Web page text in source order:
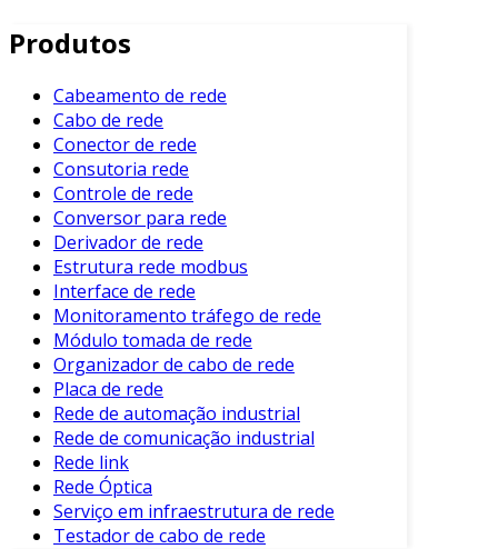
funcionando corretamente.
Consequentemente, o monitoramento fornece
informações valiosas que podem ser utilizadas
para otimizar a performance e prevenir falhas.
Por Que o Monitoramento é
Necessário?
Existem diversas razões que justificam a
necessidade de um monitoramento eficiente:
Segurança de Dados: O monitoramento
ajuda a identificar e responder a ameaças
cibernéticas em tempo real.
Desempenho da Rede: Permite a análise
da latência e do uso, garantindo que a
rede opere de forma otimizada.
Planejamento de Capacidade: Facilita o
planejamento para evitar
Produtos
Cabeamento de rede
Cabo de rede
Conector de rede
Consutoria rede
Controle de rede
Conversor para rede
Derivador de rede
Estrutura rede modbus
Interface de rede
Monitoramento tráfego de rede
Módulo tomada de rede
Organizador de cabo de rede
Placa de rede
Rede de automação industrial
Rede de comunicação industrial
Rede link
Rede Óptica
Serviço em infraestrutura de rede
Testador de cabo de rede